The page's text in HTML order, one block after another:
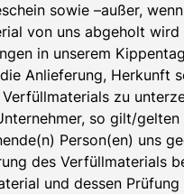
sowie –außer,
von uns abgeholt wird
in unserem
Anlieferung, Herkunft
zu
so gilt/gelten
Person(en) uns
des Verfüllmaterials
und dessen Prüfung